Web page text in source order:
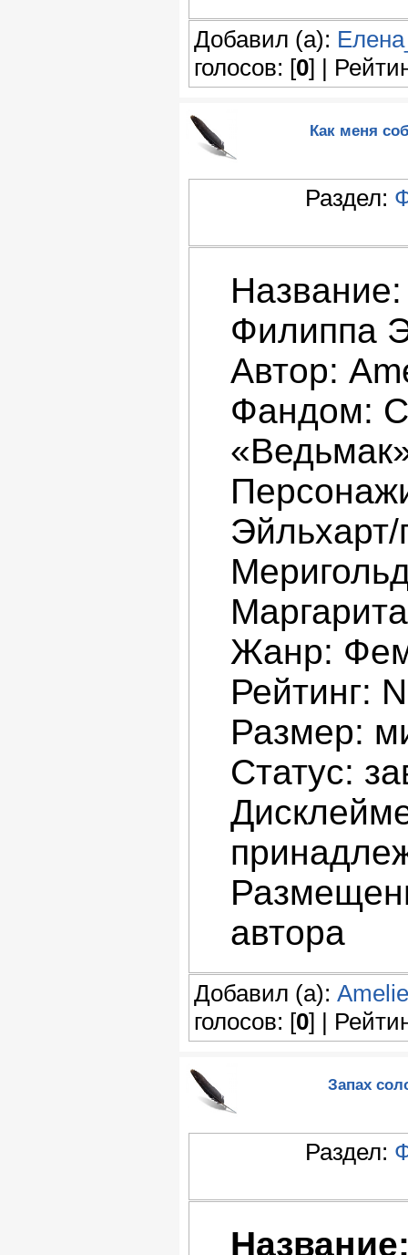
Добавил (а):
голосов: [0] |
Как меня
Раздел:
Филиппа
Автор:
Фандом:
Жанр:
Рейтинг:
Размер:
Статус:
автора
Добавил (а):
голосов: [0] |
Запах
Раздел: